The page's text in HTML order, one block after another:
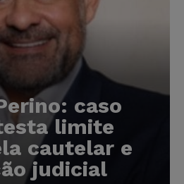
caso
limite
cautelar e
judicial